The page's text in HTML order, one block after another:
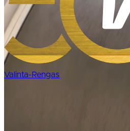
Valinta-Rengas